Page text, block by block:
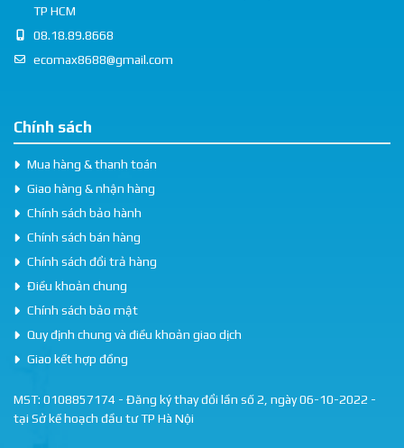
TP HCM
08.18.89.8668
ecomax8688@gmail.com
Chính sách
Mua hàng & thanh toán
Giao hàng & nhận hàng
Chính sách bảo hành
Chính sách bán hàng
Chính sách đổi trả hàng
Điều khoản chung
Chính sách bảo mật
Quy định chung và điều khoản giao dịch
Giao kết hợp đồng
MST: 0108857174 - Đăng ký thay đổi lần số 2, ngày 06-10-2022 -
tại Sở kế hoạch đầu tư TP Hà Nội